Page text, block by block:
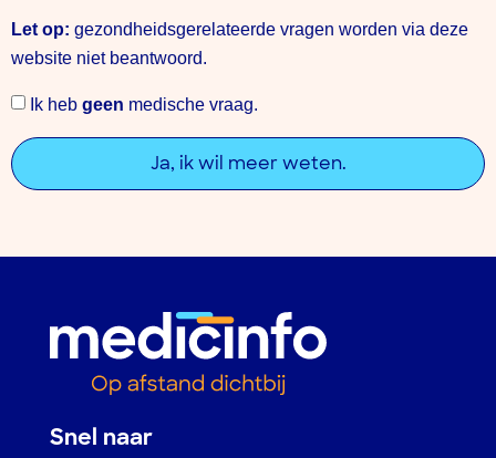
Let op: gezondheidsgerelateerde vragen worden via deze
website niet beantwoord.
Ik heb geen medische vraag.
Ja, ik wil meer weten.
Snel naar